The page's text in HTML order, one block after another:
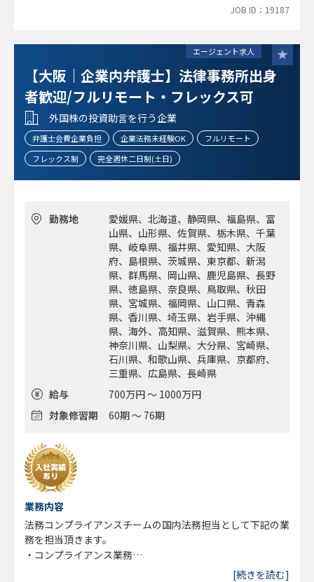
JOB ID：19187
エージェント求人
【大阪｜企業内弁護士】法律事務所出身
者歓迎/フルリモート・フレックス可
外国株の投資助言を行う企業
弁護士会費企業負担 企業法務未経験OK
フルリモート
フレックス制
完全週休二日制(土日)
勤務地
愛媛県、北海道、静岡県、福島県、富
山県、山形県、佐賀県、栃木県、千葉
県、岐阜県、福井県、愛知県、大阪
府、島根県、茨城県、東京都、新潟
県、群馬県、岡山県、鹿児島県、長野
県、徳島県、奈良県、鳥取県、秋田
県、宮城県、福岡県、山口県、青森
県、香川県、埼玉県、岩手県、沖縄
県、海外、高知県、滋賀県、熊本県、
神奈川県、山梨県、大分県、宮崎県、
石川県、和歌山県、兵庫県、京都府、
三重県、広島県、長崎県
給与
700万円 ～ 1000万円
対象修習期
60期 ～ 76期
業務内容
法務コンプライアンスチームの国内法務担当として下記の業
務を担当頂きます。
・コンプライアンス業務
[続きを読む]